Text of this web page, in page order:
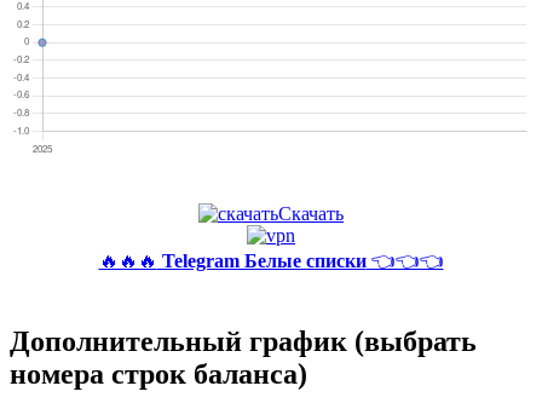
Скачать
🔥🔥🔥 Telegram Белые списки👈👈👈
Дополнительный график (выбрать
номера строк баланса)